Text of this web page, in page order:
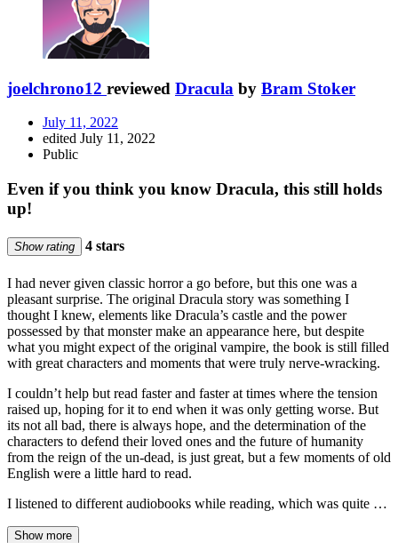
joelchrono12 reviewed Dracula by Bram Stoker
July 11, 2022
edited July 11, 2022
Public
Even if you think you know Dracula, this still holds
up!
Show rating 4 stars
I had never given classic horror a go before, but this one was a
pleasant surprise. The original Dracula story was something I
thought I knew, elements like Dracula’s castle and the power
possessed by that monster make an appearance here, but despite
what you might expect of the original vampire, the book is still filled
with great characters and moments that were truly nerve-wracking.
I couldn’t help but read faster and faster at times where the tension
raised up, hoping for it to end when it was only getting worse. But
its not all bad, there is always hope, and the determination of the
characters to defend their loved ones and the future of humanity
from the reign of the un-dead, is just great, but a few moments of old
English were a little hard to read.
I listened to different audiobooks while reading, which was quite …
Show more